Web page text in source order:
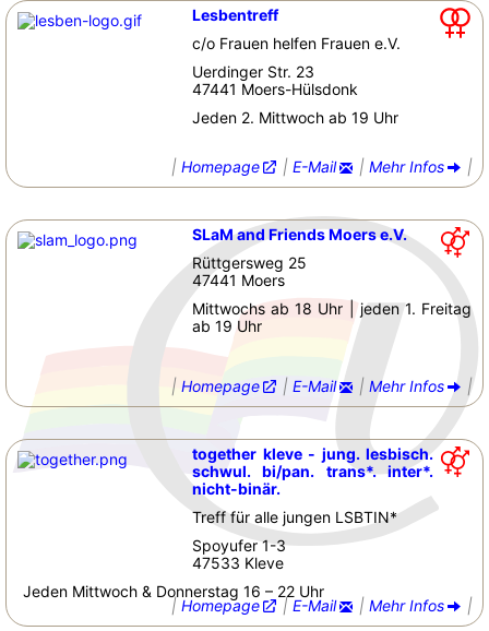
Lesbentreff
c/o Frauen helfen Frauen e.V.
Uerdinger Str. 23
47441 Moers-Hülsdonk
Jeden 2. Mittwoch ab 19 Uhr
| Homepage | E-Mail | Mehr Infos |
SLaM and Friends Moers e.V.
Rüttgersweg 25
47441 Moers
Mittwochs ab 18 Uhr | jeden 1. Freitag
ab 19 Uhr
| Homepage | E-Mail | Mehr Infos |
together kleve - jung. lesbisch.
schwul. bi/pan. trans*. inter*.
nicht-binär.
Treff für alle jungen LSBTIN*
Spoyufer 1-3
47533 Kleve
Jeden Mittwoch & Donnerstag 16 – 22 Uhr
| Homepage | E-Mail | Mehr Infos |